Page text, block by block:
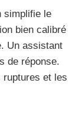
simplifie le
bien calibré
Un assistant
de réponse.
ruptures et les